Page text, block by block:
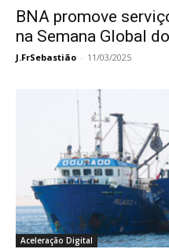
BNA promove
na Semana Global
J.FrSebastião - 11/03/2025
Aceleração Digital